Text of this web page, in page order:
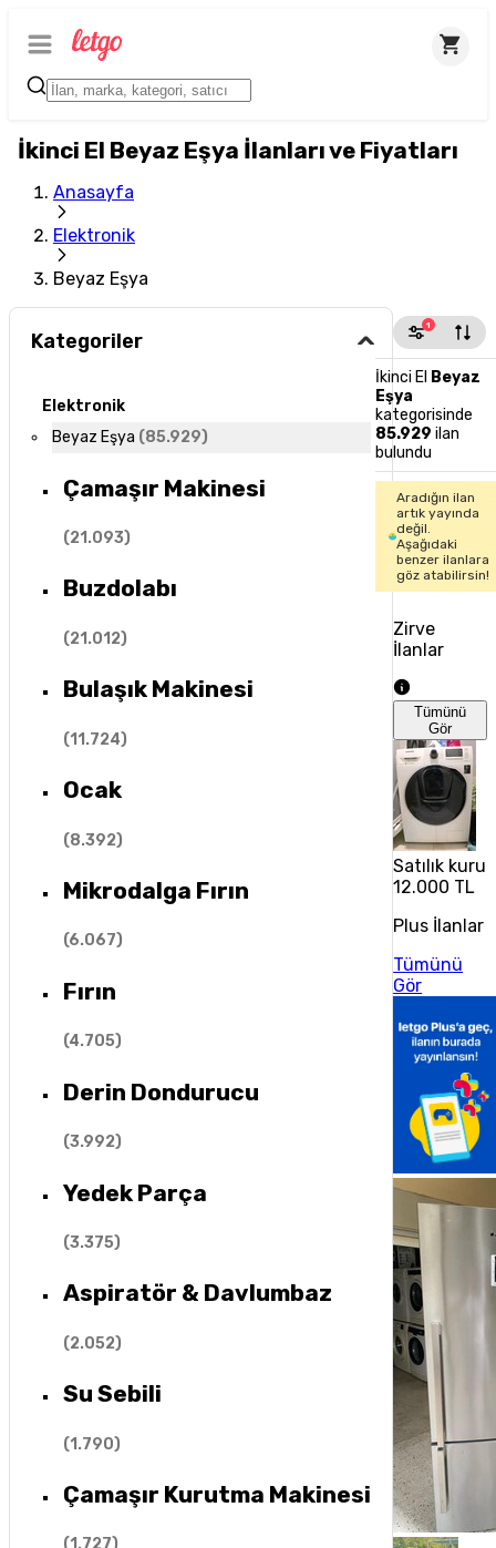
İkinci El Beyaz Eşya İlanları ve Fiyatları
Anasayfa
Elektronik
Beyaz Eşya
Kategoriler
Elektronik
Beyaz Eşya (85.929)
Çamaşır Makinesi
(21.093)
Buzdolabı
(21.012)
Bulaşık Makinesi
(11.724)
Ocak
(8.392)
Mikrodalga Fırın
(6.067)
Fırın
(4.705)
Derin Dondurucu
(3.992)
Yedek Parça
(3.375)
Aspiratör & Davlumbaz
(2.052)
Su Sebili
(1.790)
Çamaşır Kurutma Makinesi
1
İkinci El Beyaz
Eşya
kategorisinde
85.929 ilan
bulundu
Aradığın ilan
artık yayında
değil.
Aşağıdaki
benzer ilanlara
göz atabilirsin!
Zirve
İlanlar
Tümünü
Gör
Satılık
12.000 TL
Plus İlanlar
Tümünü
Gör